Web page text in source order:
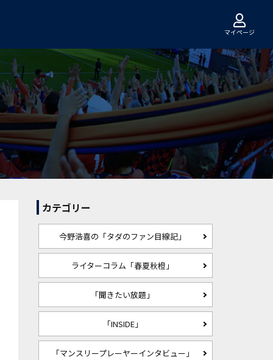
マイページ
カテゴリー
今野浩喜の「タダのファン目線記」
ライターコラム「春夏秋橙」
「聞きたい放題」
「INSIDE」
「マンスリープレーヤーインタビュー」